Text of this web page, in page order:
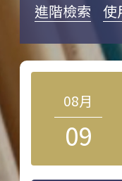
進階檢索 使
08月
09